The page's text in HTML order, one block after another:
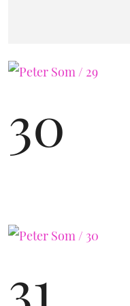
30
31